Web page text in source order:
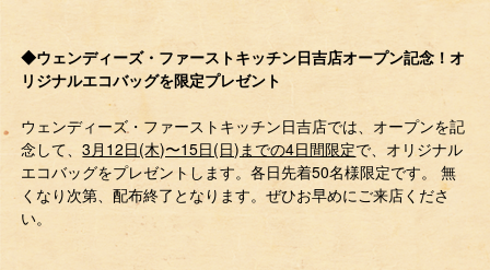
◆ウェンディーズ・ファーストキッチン日吉店オープン記念！オ
リジナルエコバッグを限定プレゼント
ウェンディーズ・ファーストキッチン日吉店では、オープンを記
念して、3月12日(木)〜15日(日)までの4日間限定で、オリジナル
エコバッグをプレゼントします。各日先着50名様限定です。 無
くなり次第、配布終了となります。ぜひお早めにご来店くださ
い。